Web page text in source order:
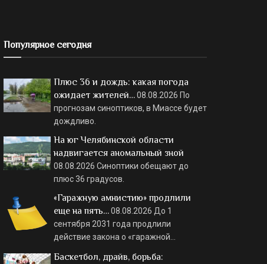
Популярное сегодня
Плюс 36 и дождь: какая погода
ожидает жителей…08.08.2026 По
прогнозам синоптиков, в Миассе будет
дождливо.
На юг Челябинской области
надвигается аномальный зной
08.08.2026 Синоптики обещают до
плюс 36 градусов.
«Гаражную амнистию» продлили
еще на пять…08.08.2026 До 1
сентября 2031 года продлили
действие закона о «гаражной…
Баскетбол, драйв, борьба: